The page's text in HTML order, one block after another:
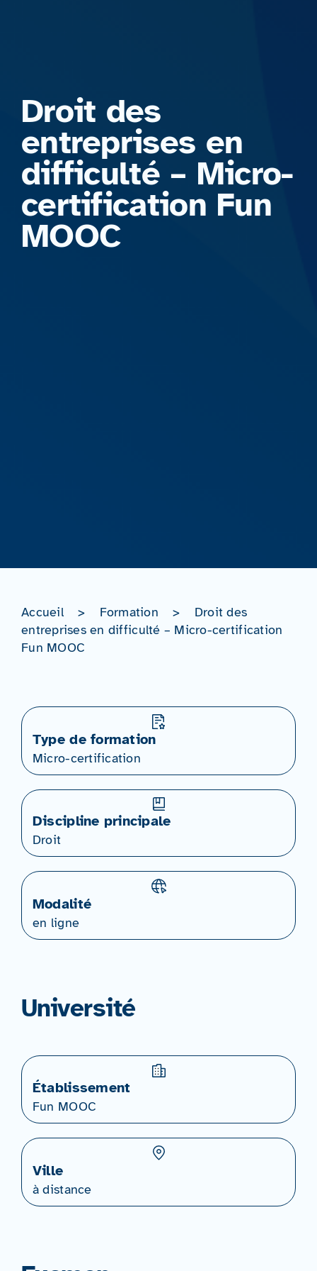
Droit des
entreprises en
difficulté – Micro-
certification Fun
MOOC
Accueil > Formation >
Droit des
entreprises en difficulté – Micro-certification
Fun MOOC
Type de formation
Micro-certification
Discipline principale
Droit
Modalité
en ligne
Université
Établissement
Fun MOOC
Ville
à distance